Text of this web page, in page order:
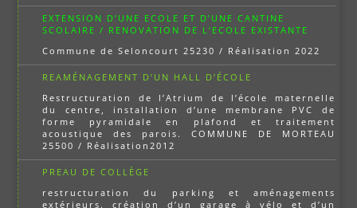
EXTENSION D’UNE ECOLE ET D’UNE CANTINE
SCOLAIRE / RENOVATION DE L’ECOLE EXISTANTE
Commune de Seloncourt 25230 / Réalisation 2022
REAMÉNAGEMENT D’UN HALL D’ÉCOLE
Restructuration de l’Atrium de l’école maternelle
du centre, installation d’une membrane PVC de
forme pyramidale en plafond et traitement
acoustique des parois. COMMUNE DE MORTEAU
25500 / Réalisation2012
PREAU DE COLLÈGE
restructuration du parking et aménagements
extérieurs. création d’un garage à vélo et d’un